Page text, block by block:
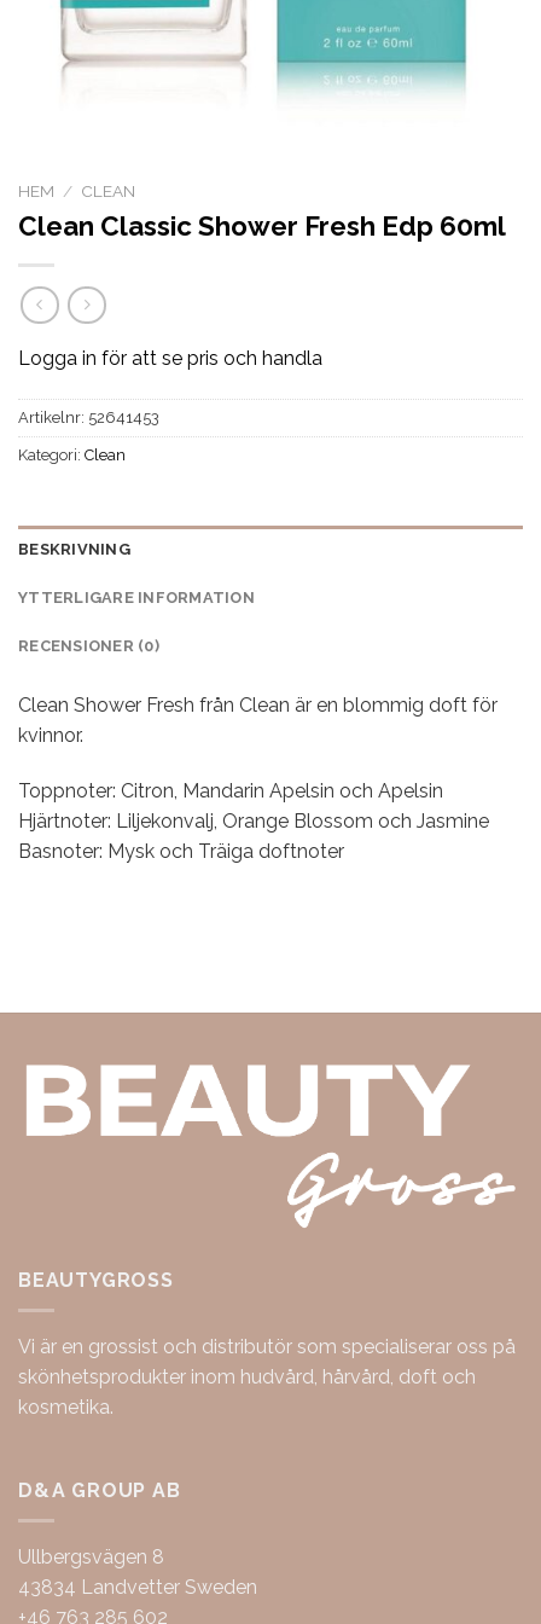
HEM / CLEAN
Clean Classic Shower Fresh Edp 60ml
Logga in för att se pris och handla
Artikelnr: 52641453
Kategori: Clean
BESKRIVNING
YTTERLIGARE INFORMATION
RECENSIONER (0)
Clean Shower Fresh från Clean är en blommig doft för
kvinnor.
Toppnoter: Citron, Mandarin Apelsin och Apelsin
Hjärtnoter: Liljekonvalj, Orange Blossom och Jasmine
Basnoter: Mysk och Träiga doftnoter
BEAUTYGROSS
Vi är en grossist och distributör som specialiserar oss på
skönhetsprodukter inom hudvård, hårvård, doft och
kosmetika.
D&A GROUP AB
Ullbergsvägen 8
43834 Landvetter Sweden
+46 763 285 602